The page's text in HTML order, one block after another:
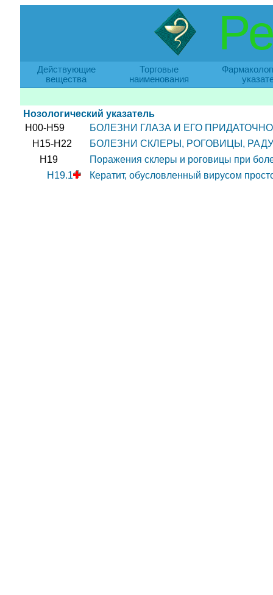
Действующие
вещества
Торговые
наименования
Нозологический указатель
H00-H59
БОЛЕЗНИ ГЛАЗА И ЕГО
H15-H22
БОЛЕЗНИ СКЛЕРЫ, РОГОВИЦЫ,
H19
Поражения склеры и роговицы при
H19.1
Кератит, обусловленный вирусом